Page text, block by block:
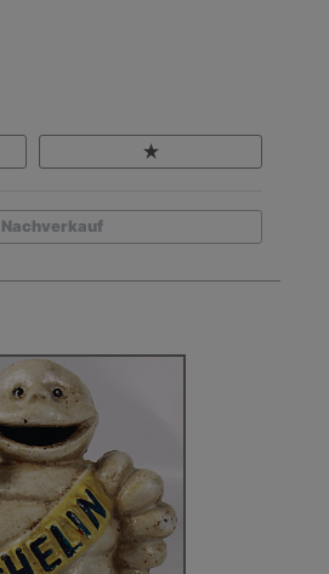
Nachverkauf